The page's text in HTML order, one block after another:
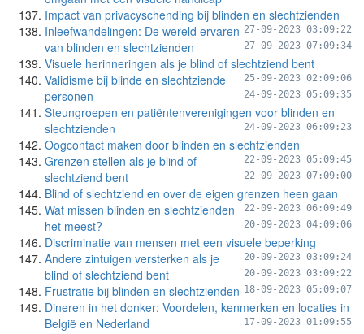
Impact van privacyschending bij blinden en slechtzienden
27-09-2023 03:09:22
Inleefwandelingen: De wereld ervaren
van blinden en slechtzienden
27-09-2023 07:09:34
Visuele herinneringen als je blind of slechtziend bent
25-09-2023 02:09:06
Validisme bij blinde en slechtziende
personen
24-09-2023 05:09:35
Steungroepen en patiëntenverenigingen voor blinden en
slechtzienden
24-09-2023 06:09:23
Oogcontact maken door blinden en slechtzienden
22-09-2023 05:09:45
Grenzen stellen als je blind of
slechtziend bent
22-09-2023 07:09:00
Blind of slechtziend en over de eigen grenzen heen gaan
22-09-2023 06:09:49
Wat missen blinden en slechtzienden
het meest?
20-09-2023 04:09:06
Discriminatie van mensen met een visuele beperking
20-09-2023 03:09:24
Andere zintuigen versterken als je
blind of slechtziend bent
20-09-2023 03:09:22
Frustratie bij blinden en slechtzienden 18-09-2023 05:09:07
Dineren in het donker: Voordelen, kenmerken en locaties in
België en Nederland
17-09-2023 01:09:55